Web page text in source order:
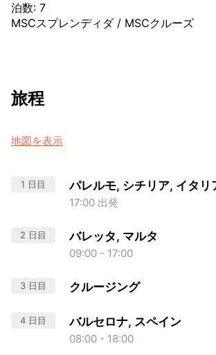
泊数: 7
MSCスプレンディダ/ MSCクルーズ
旅程
地図を表示
1 日目 パレルモ, シチリア, イタリ
17:00 出発
2 日目 バレッタ, マルタ
09:00 - 17:00
3 日目 クルージング
4 日目 バルセロナ, スペイン
08:00 - 18:00